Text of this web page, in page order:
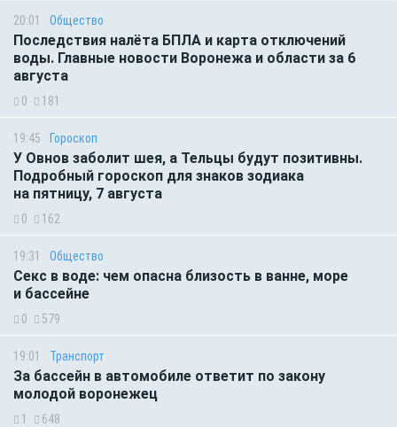
20:01 Общество
Последствия налёта БПЛА и карта отключений
воды. Главные новости Воронежа и области за 6
августа
0 181
19:45 Гороскоп
У Овнов заболит шея, а Тельцы будут позитивны.
Подробный гороскоп для знаков зодиака
на пятницу, 7 августа
0 162
19:31 Общество
Секс в воде: чем опасна близость в ванне, море
и бассейне
0 579
19:01 Транспорт
За бассейн в автомобиле ответит по закону
молодой воронежец
1 648